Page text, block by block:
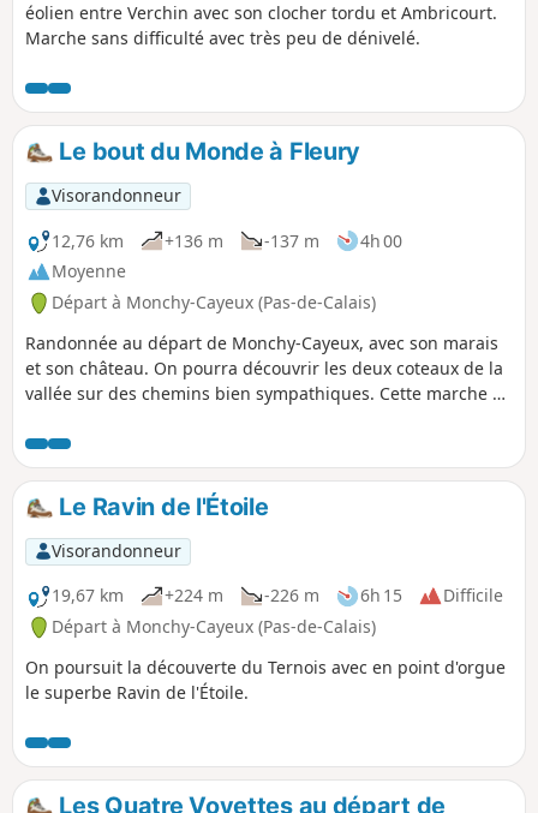
éolien entre Verchin avec son clocher tordu et Ambricourt.
Marche sans difficulté avec très peu de dénivelé.
Le bout du Monde à Fleury
Visorandonneur
12,76 km
+136 m -137 m
4h 00
Moyenne
Départ à Monchy-Cayeux (Pas-de-Calais)
Randonnée au départ de Monchy-Cayeux, avec son marais
et son château. On pourra découvrir les deux coteaux de la
vallée sur des chemins bien sympathiques. Cette marche a
randonneurs.
Le Ravin de l'Étoile
Visorandonneur
19,67 km
+224 m -226 m 6h 15
Difficile
Départ à Monchy-Cayeux (Pas-de-Calais)
On poursuit la découverte du Ternois avec en point d'orgue
le superbe Ravin de l'Étoile.
Les Quatre Voyettes au départ de